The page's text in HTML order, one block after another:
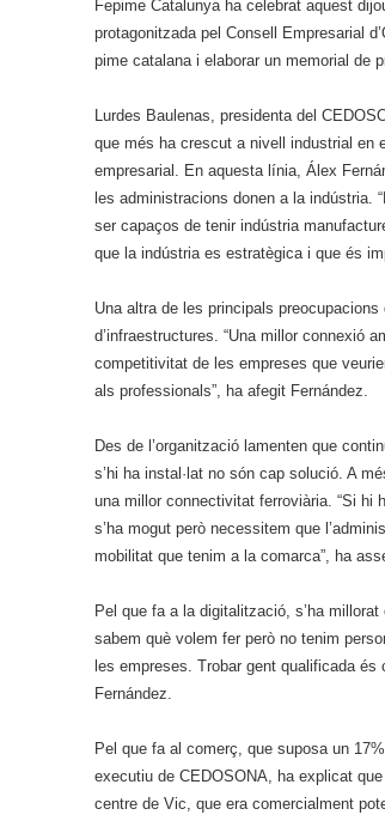
Fepime Catalunya ha celebrat aquest
protagonitzada pel Consell Empresarial
pime catalana i elaborar un memorial de
Lurdes Baulenas, presidenta del
que més ha crescut a nivell industrial en
empresarial. En aquesta línia, Álex
les administracions donen a la indústria.
ser capaços de tenir indústria
que la indústria es estratègica i que és
Una altra de les principals
d’infraestructures. “Una millor connexió
competitivitat de les empreses que
als professionals”, ha afegit Fernández.
Des de l’organització lamenten que
s’hi ha instal·lat no són cap solució. A
una millor connectivitat ferroviària. “Si hi
s’ha mogut però necessitem que
mobilitat que tenim a la comarca”, ha
Pel que fa a la digitalització, s’ha
sabem què volem fer però no tenim
les empreses. Trobar gent qualificada
Fernández.
Pel que fa al comerç, que suposa un
executiu de CEDOSONA, ha explicat
centre de Vic, que era comercialment